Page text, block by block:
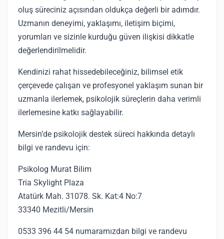
oluş süreciniz açısından oldukça değerli bir adımdır.
Uzmanın deneyimi, yaklaşımı, iletişim biçimi,
yorumları ve sizinle kurduğu güven ilişkisi dikkatle
değerlendirilmelidir.
Kendinizi rahat hissedebileceğiniz, bilimsel etik
çerçevede çalışan ve profesyonel yaklaşım sunan bir
uzmanla ilerlemek, psikolojik süreçlerin daha verimli
ilerlemesine katkı sağlayabilir.
Mersin’de psikolojik destek süreci hakkında detaylı
bilgi ve randevu için:
Psikolog Murat Bilim
Tria Skylight Plaza
Atatürk Mah. 31078. Sk. Kat:4 No:7
33340 Mezitli/Mersin
0533 396 44 54 numaramızdan bilgi ve randevu